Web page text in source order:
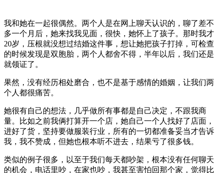
我和她在一起很偶然。两个人是在网上聊天认识的，聊了差不
多一个月后，她来找我见面，很快，她怀上了孩子。那时我才
20岁，压根就没想过结婚这件事，想让她把孩子打掉，可检查
的时候发现是双胞胎，两个人都舍不得，半年以后，我们还是
就领证了。
果然，没有经历相处磨合，也不是基于感情的婚姻，让我们两
个人都很痛苦。
她很有自己的想法，几乎做所有事都是自己决定，不跟我商
量。比如之前我俩打算开一个店，她自己一个人找好了店面，
进好了货，坚持要做服装行业，所有的一切都准备妥当才告诉
我，我不赞成，但她也根本听不进去，结果亏了很多钱。
类似的例子很多，以至于我们每天都吵架，根本没有任何聊天
的机会，电话里吵，在家也吵，我甚至害怕回那个家，觉得比